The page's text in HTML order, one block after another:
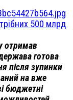
500 млрд
отримав
готова
після зупинки
на вже
бюджетні